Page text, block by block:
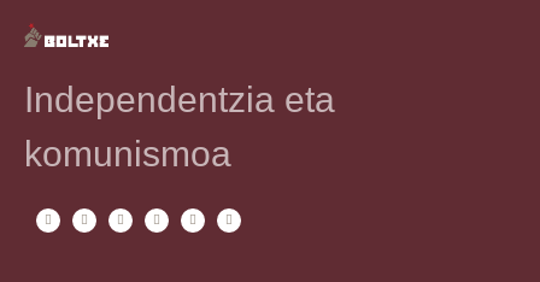
Independentzia eta
komunismoa